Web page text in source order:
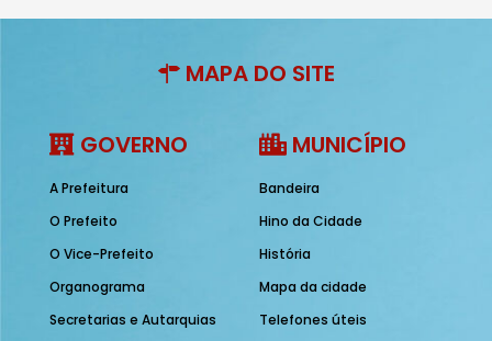
MAPA DO SITE
GOVERNO
A Prefeitura
O Prefeito
O Vice-Prefeito
Organograma
Secretarias e Autarquias
MUNICÍPIO
Bandeira
Hino da Cidade
História
Mapa da cidade
Telefones úteis